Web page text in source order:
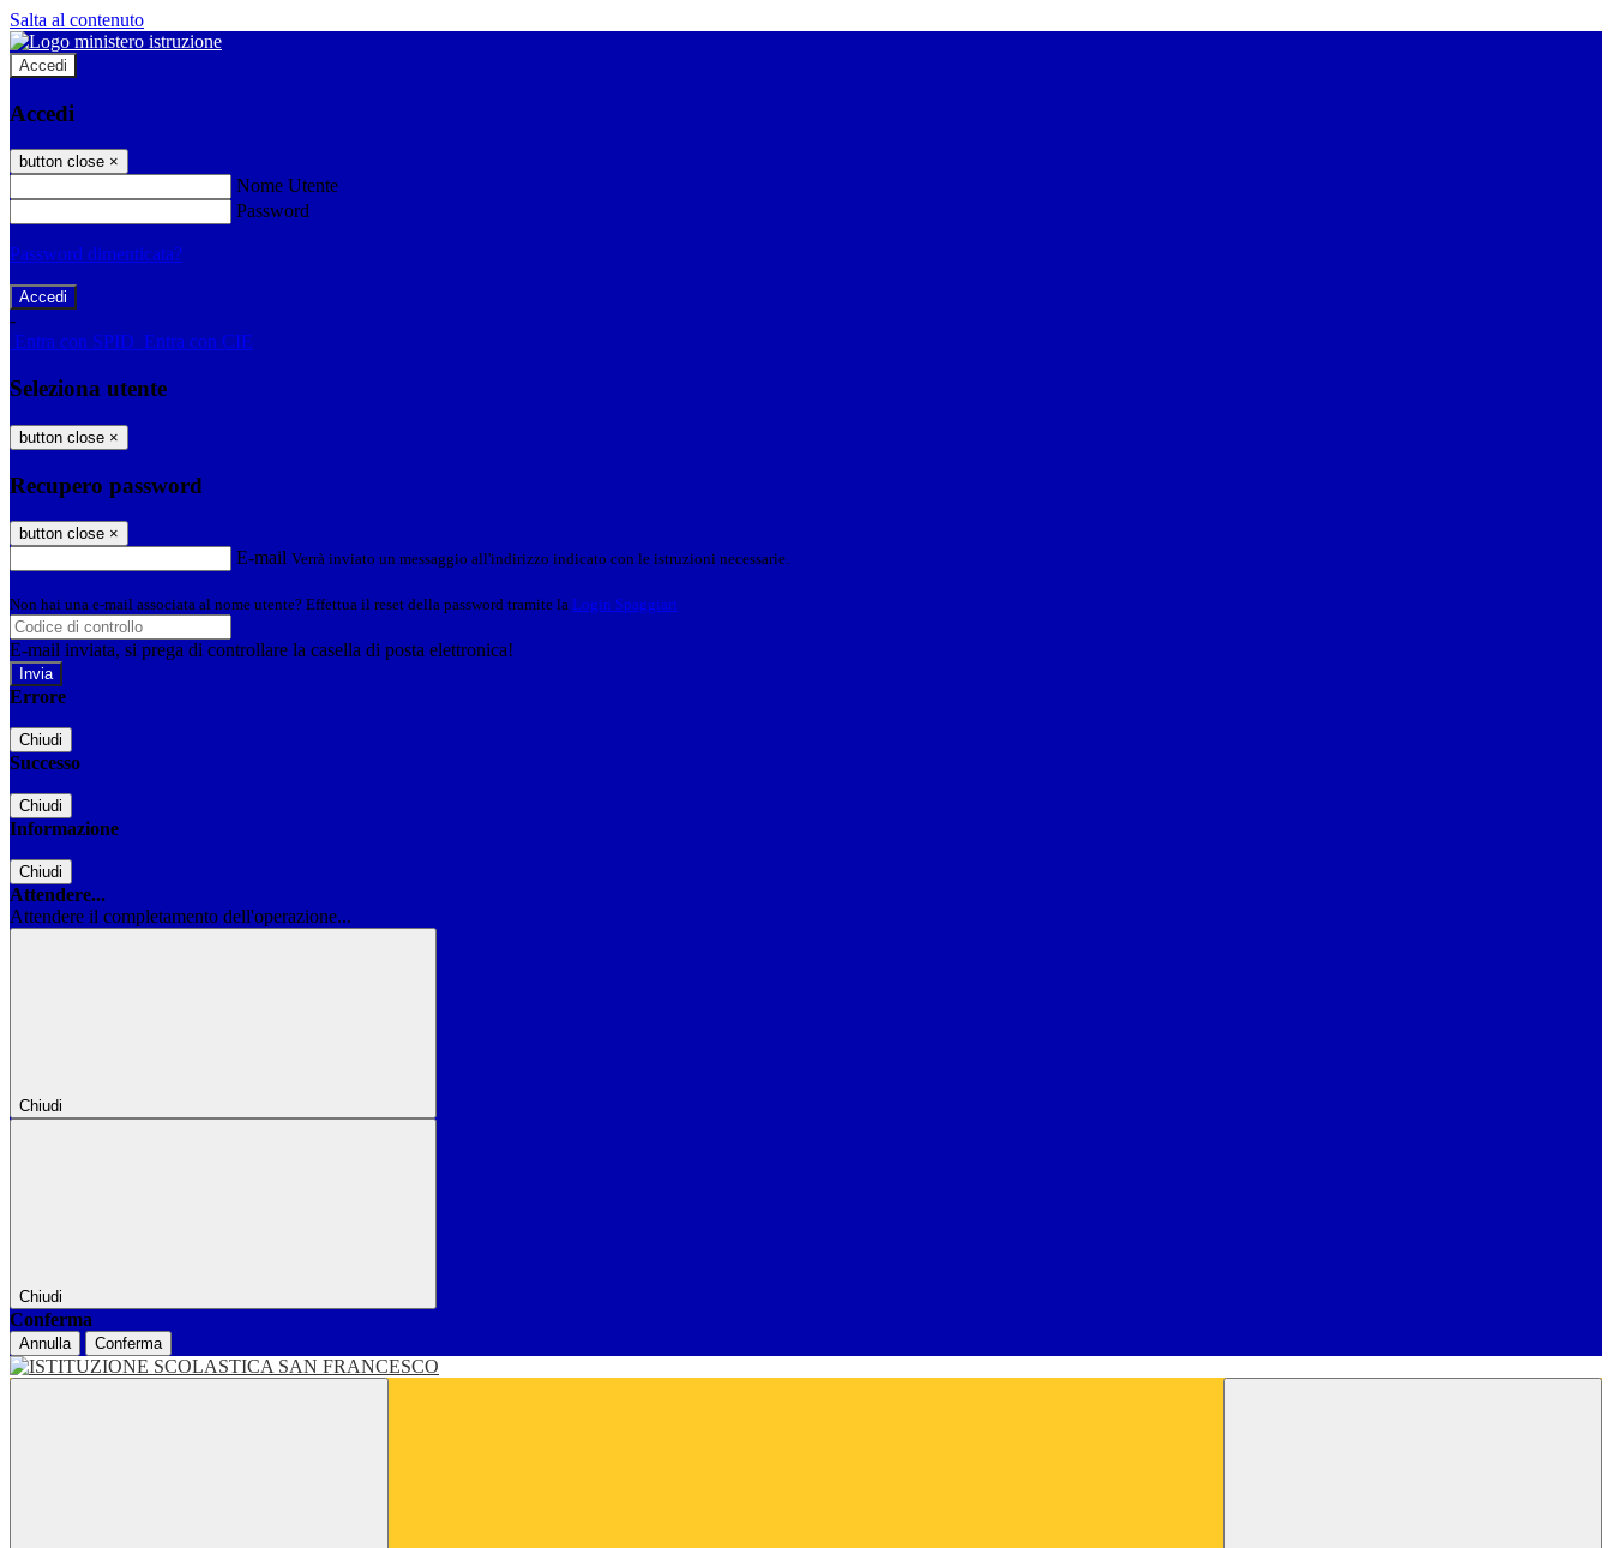
Salta al contenuto
Accedi
Accedi
button close ×
Nome Utente
Password
Password dimenticata?
-
Entra con SPID Entra con CIE
Seleziona utente
button close ×
Recupero password
button close ×
E-mail Verrà inviato un messaggio all'indirizzo indicato con le istruzioni necessarie.
Non hai una e-mail associata al nome utente? Effettua il reset della password tramite la Login Spaggiari
E-mail inviata, si prega di controllare la casella di posta elettronica!
Errore
Chiudi
Successo
Chiudi
Informazione
Chiudi
Attendere...
Attendere il completamento dell'operazione...
Chiudi
Chiudi
Conferma
Annulla Conferma